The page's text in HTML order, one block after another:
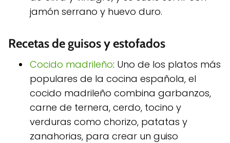
jamón serrano y huevo duro.
Recetas de guisos y estofados
Cocido madrileño: Uno de los platos más
populares de la cocina española, el
cocido madrileño combina garbanzos,
carne de ternera, cerdo, tocino y
verduras como chorizo, patatas y
zanahorias, para crear un guiso